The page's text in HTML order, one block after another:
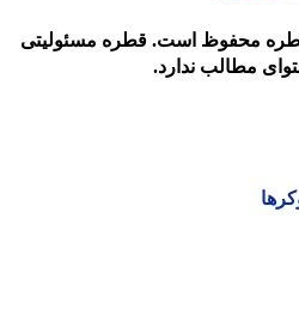
محفوظ است. قطره مسئولیتی
مطالب ندارد.